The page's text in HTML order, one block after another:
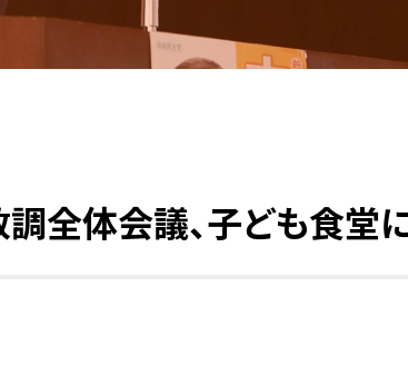
体会議、子ども食堂に